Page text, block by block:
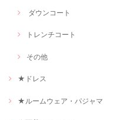
ダウンコート
トレンチコート
その他
★ドレス
★ルームウェア・パジャマ